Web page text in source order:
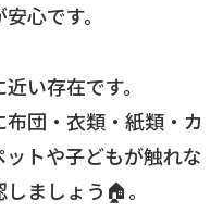
心です。
い存在です。
団・衣類・紙類・カ
トや子どもが触れな
ましょう🏠。